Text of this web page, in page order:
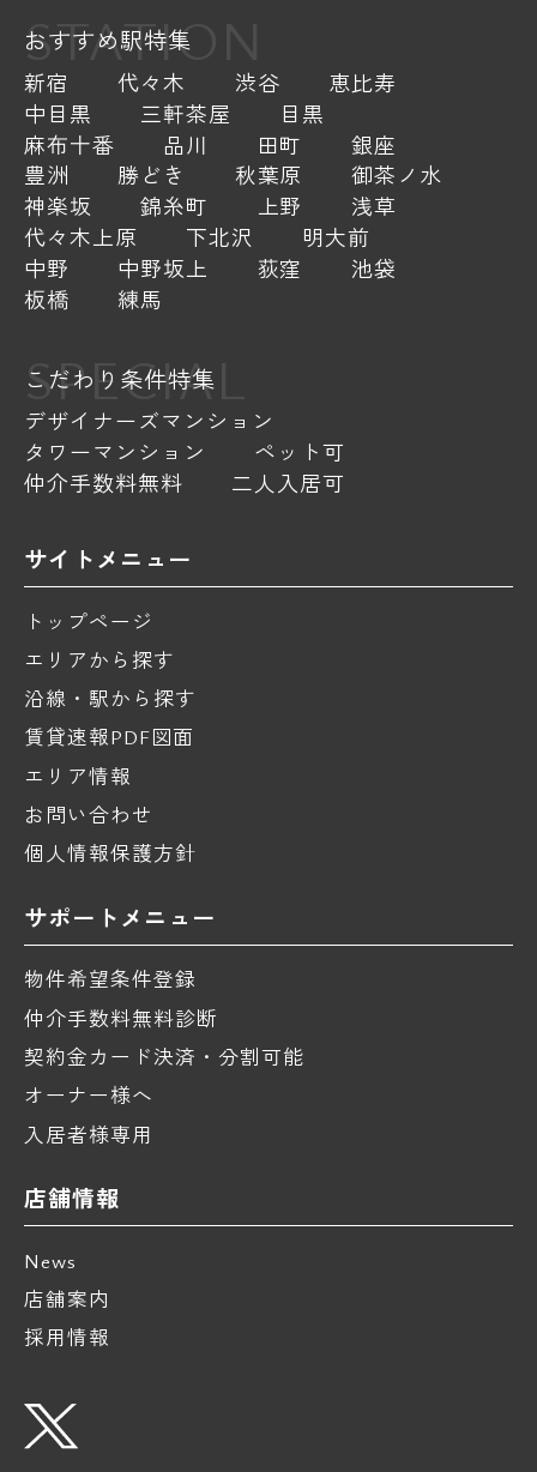
STATION
おすすめ駅特集
新宿 代々木 渋谷
恵比寿
中目黒
三軒茶屋
目黒
麻布十番
品川 田町
銀座
豊洲
勝どき 秋葉原
御茶ノ水
神楽坂
錦糸町 上野
浅草
代々木上原
下北沢
明大前
中野
中野坂上 荻窪
池袋
板橋
練馬
SPECIAL
こだわり条件特集
デザイナーズマンション
タワーマンション
ペット可
仲介手数料無料
二人入居可
サイトメニュー
トップページ
エリアから探す
沿線・駅から探す
賃貸速報PDF図面
エリア情報
お問い合わせ
個人情報保護方針
サポートメニュー
物件希望条件登録
仲介手数料無料診断
契約金カード決済・分割可能
オーナー様へ
入居者様専用
店舗情報
News
店舗案内
採用情報